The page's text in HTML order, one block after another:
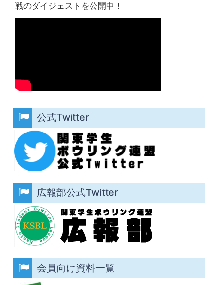
戦のダイジェストを公開中！
公式Twitter
広報部公式Twitter
会員向け資料一覧